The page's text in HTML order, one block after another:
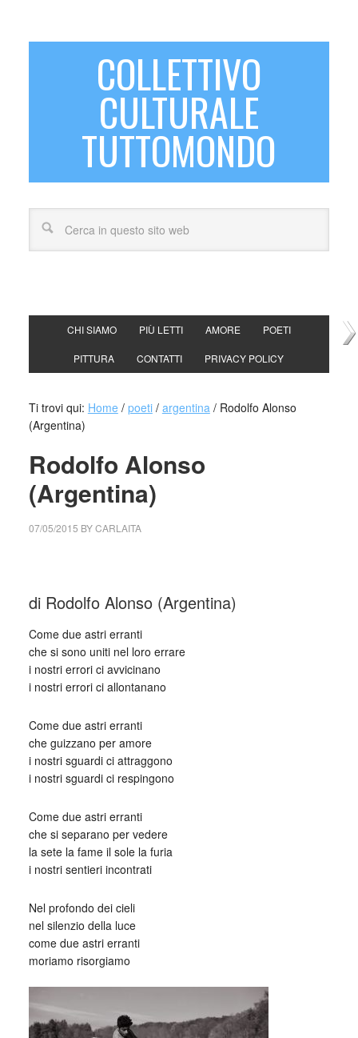
COLLETTIVO
CULTURALE
TUTTOMONDO
CHI SIAMO PIÙ LETTI AMORE POETI
PITTURA CONTATTI PRIVACY POLICY
Ti trovi qui: Home / poeti / argentina /Rodolfo Alonso
(Argentina)
Rodolfo Alonso
(Argentina)
07/05/2015 BYCARLAITA
di Rodolfo Alonso (Argentina)
Come due astri erranti
che si sono uniti nel loro errare
i nostri errori ci avvicinano
i nostri errori ci allontanano
Come due astri erranti
che guizzano per amore
i nostri sguardi ci attraggono
i nostri sguardi ci respingono
Come due astri erranti
che si separano per vedere
la sete la fame il sole la furia
i nostri sentieri incontrati
Nel profondo dei cieli
nel silenzio della luce
come due astri erranti
moriamo risorgiamo